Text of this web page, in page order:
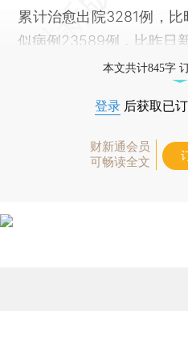
累计治愈出院3281例，
似病例23589例，比昨日
本文共计845字
登录 后获取已
财新通会员
可畅读全文